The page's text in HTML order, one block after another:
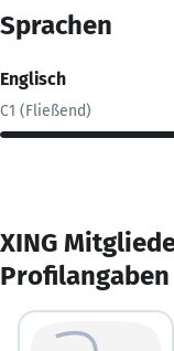
Sprachen
Englisch
C1 (Fließend)
XING
Profilangaben